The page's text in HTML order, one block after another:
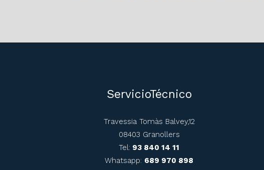
ServicioTécnico
Travessia Tomàs Balvey,12
08403 Granollers
Tel: 93 840 14 11
Whatsapp: 689 970 898